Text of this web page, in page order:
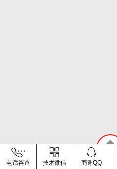
QQ 电话
电话咨询 技术微信 商务QQ